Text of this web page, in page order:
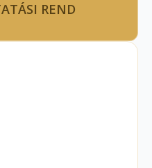
REND